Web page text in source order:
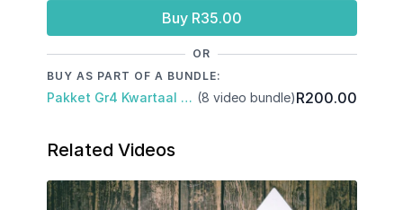
Buy R35.00
OR
BUY AS PART OF A BUNDLE:
Pakket Gr4 Kwartaal 4: Sosiale Wetenskap (8 video bundle)R200.00
Related Videos